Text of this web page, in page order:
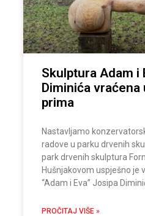
Skulptura Adam i
Diminića vraćena
prima
Nastavljamo
radove u parku drvenih
park drvenih skulptura
Hušnjakovom uspješno je
“Adam i Eva” Josipa
PROČITAJ VIŠE »